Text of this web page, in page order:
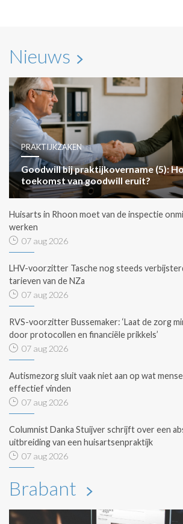
Nieuws
PRAKTIJKZAKEN
Goodwill bij praktijkovername (5):
toekomst van goodwill eruit?
Huisarts in Rhoon moet van de inspectie
werken
07 aug 2026
LHV-voorzitter Tasche nog steeds
tarieven van de NZa
07 aug 2026
RVS-voorzitter Bussemaker: ‘Laat de zorg
door protocollen en financiële prikkels’
07 aug 2026
Autismezorg sluit vaak niet aan op wat
effectief vinden
07 aug 2026
Columnist Danka Stuijver schrijft over een
uitbreiding van een huisartsenpraktijk
07 aug 2026
Brabant